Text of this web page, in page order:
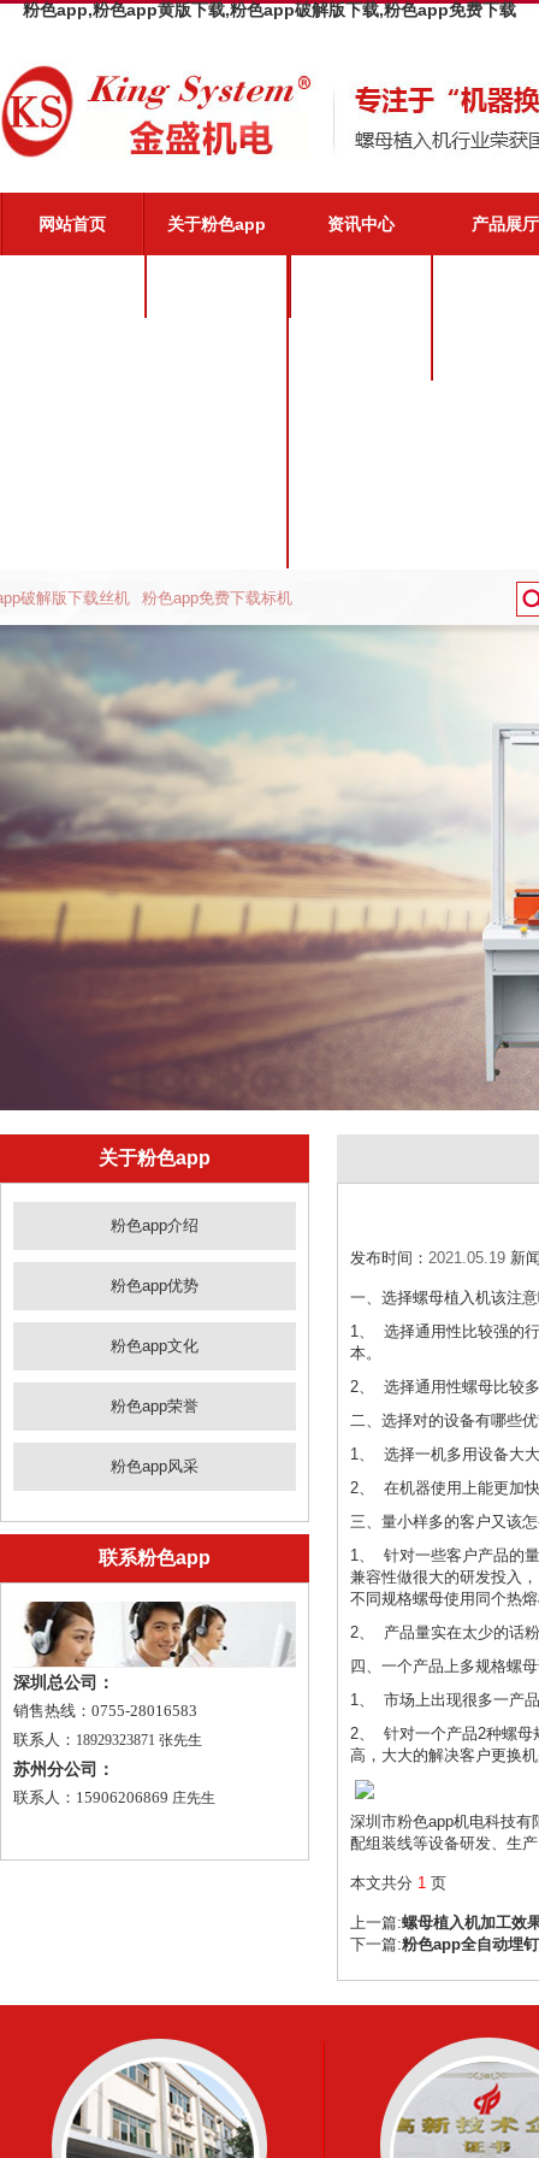
粉色app,粉色app黄版下载,粉色app破解版下载,粉色app免费下载
网站首页 关于粉色app 资讯中心 产品展厅
破解版下载丝机 粉色app免费下载标机
关于粉色app
粉色app介绍
粉色app优势
粉色app文化
粉色app荣誉
粉色app风采
联系粉色app
深圳总公司：
销售热线：0755-28016583
联系人： 18929323871 张先生
苏州分公司：
联系人：15906206869 庄先生
发布时间： 2021.05.19 新闻
一、 选择螺母植入机该注意哪
1、
选择通用性比较强的行
本。
2、
选择通用性螺母比较多的
二、 选择对的设备有哪些优势
1、
选择一机多用设备大大
2、
在机器使用上能更加快
三、 量小样多的客户又该怎
1、
针对一些客户产品的
兼容性做很大的研发投入，
不同规格螺母使用同个热
2、
产品量实在太少的话粉
四、 一个产品上多规格螺母
1、
市场上出现很多一产品
2、
针对一个产品2种螺母
高，大大的解决客户更换机
深圳市粉色app机电科技有
配组装线等设备研发、生产
本文共分 1 页
上一篇:螺母植入机加工效
下一篇:粉色app全自动埋